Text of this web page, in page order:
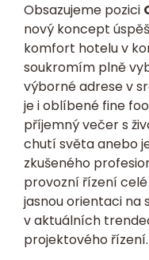
Obsazujeme pozici
nový koncept
komfort hotelu v
soukromím plně
výborné adrese v
je i oblíbené fine
příjemný večer s
chutí světa anebo
zkušeného
provozní řízení
jasnou orientaci na
v aktuálních
projektového řízení.